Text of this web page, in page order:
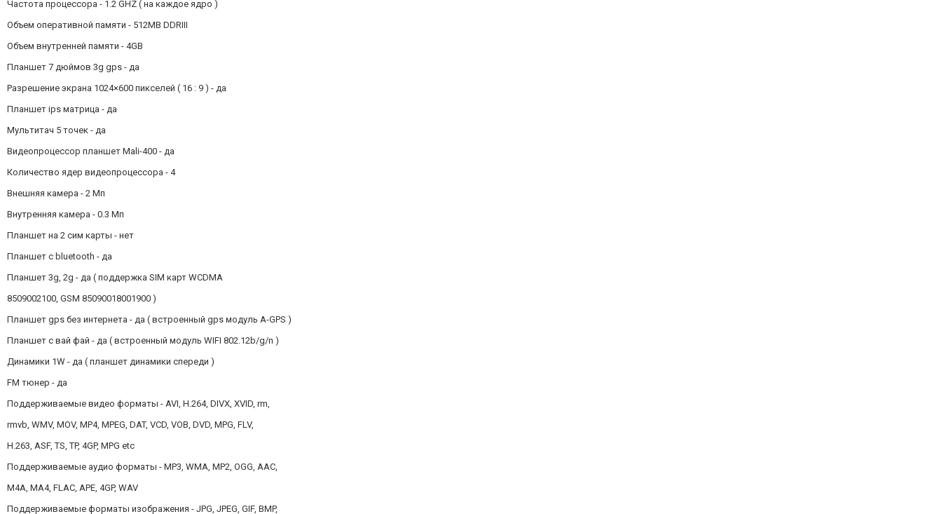
Частота процессора - 1.2 GHZ ( на каждое ядро )
Объем оперативной памяти - 512MB DDRIII
Объем внутренней памяти - 4GB
Планшет 7 дюймов 3g gps - да
Разрешение экрана 1024×600 пикселей ( 16 : 9 ) - да
Планшет ips матрица - да
Мультитач 5 точек - да
Видеопроцессор планшет Mali-400 - да
Количество ядер видеопроцессора - 4
Внешняя камера - 2 Мп
Внутренняя камера - 0.3 Мп
Планшет на 2 сим карты - нет
Планшет с bluetooth - да
Планшет 3g, 2g - да ( поддержка SIM карт WCDMA
8509002100, GSM 85090018001900 )
Планшет gps без интернета - да ( встроенный gps модуль A-GPS )
Планшет с вай фай - да ( встроенный модуль WIFI 802.12b/g/n )
Динамики 1W - да ( планшет динамики спереди )
FM тюнер - да
Поддерживаемые видео форматы - AVI, H.264, DIVX, XVID, rm,
rmvb, WMV, MOV, MP4, MPEG, DAT, VCD, VOB, DVD, MPG, FLV,
H.263, ASF, TS, TP, 4GP, MPG etc
Поддерживаемые аудио форматы - MP3, WMA, MP2, OGG, AAC,
M4A, MA4, FLAC, APE, 4GP, WAV
Поддерживаемые форматы изображения - JPG, JPEG, GIF, BMP,